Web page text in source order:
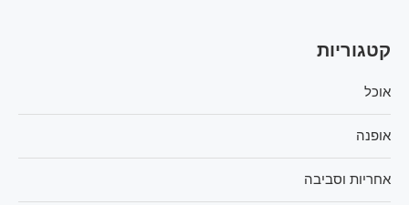
קטגוריות
אוכל
אופנה
אחריות וסביבה